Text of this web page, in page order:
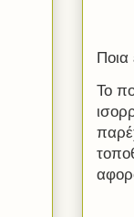
Ποια
Το